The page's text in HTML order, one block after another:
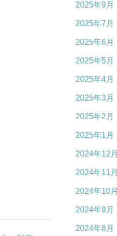
2025年9月
2025年7月
2025年6月
2025年5月
2025年4月
2025年3月
2025年2月
2025年1月
2024年12月
2024年11月
2024年10月
2024年9月
2024年8月